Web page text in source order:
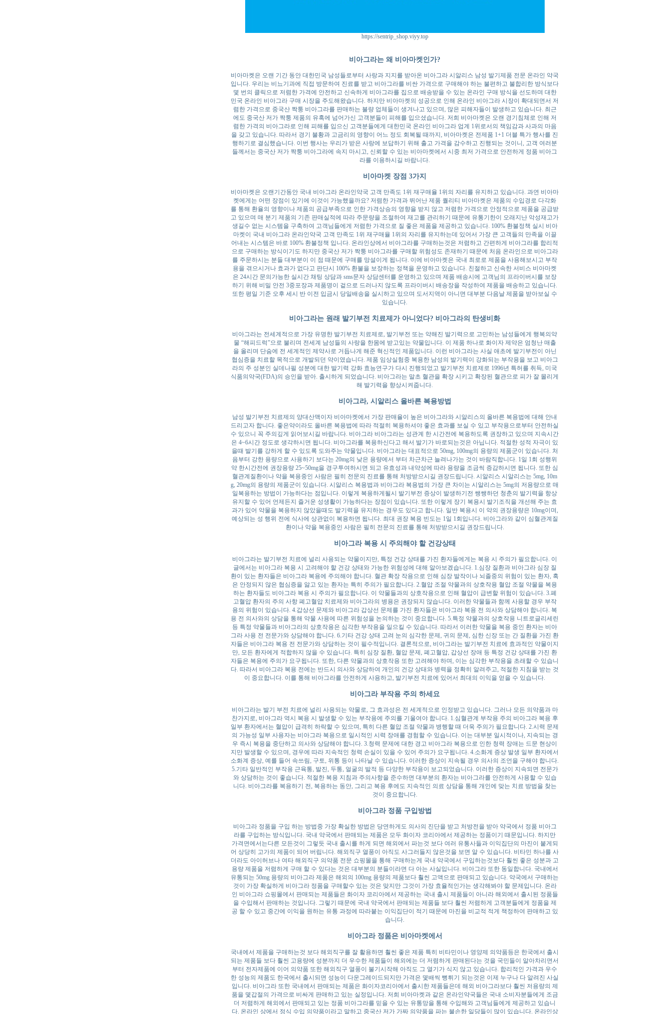
https://sentrip_shop.viyy.top
비아그라는 왜 비아마켓인가?
비아마켓은 오랜 기간 동안 대한민국 남성들로부터 사랑과 지지를 받아온 비아그라 시알리스 남성 발기제품 전문 온라인 약국
입니다. 우리는 비뇨기과에 직접 방문하여 진료를 받고 비아그라를 비싼 가격으로 구매해야 하는 불편하고 불합리한 방식보다
몇 번의 클릭으로 저렴한 가격에 안전하고 신속하게 비아그라를 집으로 배송받을 수 있는 온라인 구매 방식을 선도하며 대한
민국 온라인 비아그라 구매 시장을 주도해왔습니다. 하지만 비아마켓의 성공으로 인해 온라인 비아그라 시장이 확대되면서 저
렴한 가격으로 중국산 짝퉁 비아그라를 판매하는 불량 업체들이 생겨나고 있으며, 많은 피해자들이 발생하고 있습니다. 최근
에도 중국산 저가 짝퉁 제품의 유혹에 넘어가신 고객분들이 피해를 입으셨습니다. 저희 비아마켓은 오랜 경기침체로 인해 저
렴한 가격의 비아그라로 인해 피해를 입으신 고객분들에게 대한민국 온라인 비아그라 업계 1위로서의 책임감과 사과의 마음
을 갖고 있습니다. 따라서 경기 불황과 고금리의 영향이 어느 정도 회복될 때까지, 비아마켓은 전제품 1+1 더블 특가 행사를 진
행하기로 결심했습니다. 이번 행사는 우리가 받은 사랑에 보답하기 위해 출고 가격을 감수하고 진행되는 것이니, 고객 여러분
들께서는 중국산 저가 짝퉁 비아그라에 속지 마시고, 신뢰할 수 있는 비아마켓에서 시중 최저 가격으로 안전하게 정품 비아그
라를 이용하시길 바랍니다.
비아마켓 장점 3가지
비아마켓은 오랜기간동안 국내 비아그라 온라인약국 고객 만족도 1위 재구매율 1위의 자리를 유지하고 있습니다. 과연 비아마
켓에게는 어떤 장점이 있기에 이것이 가능했을까요? 저렴한 가격과 뛰어난 제품 퀄리티 비아마켓은 제품의 수입경로 다각화
를 통해 환율의 영향이나 제품의 공급부족으로 인한 가격상승의 영향을 받지 않고 저렴한 가격으로 안정적으로 제품을 공급받
고 있으며 매 분기 제품의 기존 판매실적에 따라 주문량을 조절하여 재고를 관리하기 때문에 유통기한이 오래지난 악성재고가
생길수 없는 시스템을 구축하여 고객님들에게 저렴한 가격으로 질 좋은 제품을 제공하고 있습니다. 100% 환불정책 실시 비아
마켓이 국내 비아그라 온라인약국 고객 만족도 1위 재구매율 1위의 자리를 유지하는데 있어서 가장 큰 고객들의 만족을 이끌
어내는 시스템은 바로 100% 환불정책 입니다. 온라인상에서 비아그라를 구매하는것은 저렴하고 간편하게 비아그라를 합리적
으로 구매하는 방식이기도 하지만 중국산 저가 짝퉁 비아그라를 구매할 위험성도 존재하기 때문에 처음 온라인으로 비아그라
를 주문하시는 분들 대부분이 이 점 때문에 구매를 망설이게 됩니다. 이에 비아마켓은 국내 최로로 제품을 사용해보시고 부작
용을 겪으시거나 효과가 없다고 판단시 100% 환불을 보장하는 정책을 운영하고 있습니다. 친절하고 신속한 서비스 비아마켓
은 24시간 문의가능한 실시간 채팅 상담과 sms문자 상담센터를 운영하고 있으며 제품 배송시에 고객님의 프라이버시를 보장
하기 위해 비밀 안전 3중포장과 제품명이 겉으로 드러나지 않도록 프라이버시 배송장을 작성하여 제품을 배송하고 있습니다.
또한 평일 기준 오후 세시 반 이전 입금시 당일배송을 실시하고 있으며 도서지역이 아니면 대부분 다음날 제품을 받아보실 수
있습니다.
비아그라는 원래 발기부전 치료제가 아니었다? 비아그라의 탄생비화
비아그라는 전세계적으로 가장 유명한 발기부전 치료제로, 발기부전 또는 약해진 발기력으로 고민하는 남성들에게 행복의약
물 “해피드럭”으로 불리며 전세계 남성들의 사랑을 한몸에 받고있는 약물입니다. 이 제품 하나로 화이자 제약은 엄청난 매출
을 올리며 단숨에 전 세계적인 제약사로 거듭나게 해준 혁신적인 제품입니다. 이런 비아그라는 사실 애초에 발기부전이 아닌
협심증을 치료할 목적으로 개발되던 약이였습니다. 제품 임상실험중 복용한 남성의 발기력이 강화되는 부작용을 보고 비아그
라의 주 성분인 실데나필 성분에 대한 발기력 강화 효능연구가 다시 진행되었고 발기부전 치료제로 1996년 특허를 취득, 미국
식품의약국(FDA)의 승인을 받아. 출시하게 되었습니다. 비아그라는 말초 혈관을 확장 시키고 확장된 혈관으로 피가 잘 몰리게
해 발기력을 향상시켜줍니다.
비아그라, 시알리스 올바른 복용방법
남성 발기부전 치료제의 양대산맥이자 비아마켓에서 가장 판매율이 높은 비아그라와 시알리스의 올바른 복용법에 대해 안내
드리고자 합니다. 좋은약이라도 올바른 복용법에 따라 적절히 복용하셔야 좋은 효과를 보실 수 있고 부작용으로부터 안전하실
수 있으니 꼭 주의깊게 읽어보시길 바랍니다. 비아그라 비아그라는 성관계 한 시간전에 복용하도록 권장하고 있으며 지속시간
은 4~6시간 정도로 생각하시면 됩니다. 비아그라를 복용하신다고 해서 발기가 바로되는것은 아닙니다. 적절한 성적 자극이 있
을때 발기를 강하게 할 수 있도록 도와주는 약물입니다. 비아그라는 대표적으로 50mg, 100mg의 용량의 제품군이 있습니다. 처
음부터 강한 용량으로 사용하기 보다는 20mg의 낮은 용량에서 부터 차근차근 늘려나가는 것이 바람직합니다. 1일 1회 성행위
약 한시간전에 권장용량 25~50mg을 경구투여하시면 되고 유효성과 내약성에 따라 용량을 조금씩 증감하시면 됩니다. 또한 심
혈관계질환이나 약을 복용중인 사람은 필히 전문의 진료를 통해 처방받으시길 권장드립니다. 시알리스 시알리스는 5mg, 10m
g, 20mg의 용량의 제품군이 있습니다. 시알리스 복용법과 비아그라 복용법의 가장 큰 차이는 시알리스는 5mg의 저용량으로 매
일복용하는 방법이 가능하다는 점입니다. 이렇게 복용하게될시 발기부전 증상이 발생하기전 쌩쌩하던 청춘의 발기력을 항상
유지할 수 있어 언제든지 즐거운 성생활이 가능하다는 장점이 있습니다. 또한 이렇게 장기 복용시 발기조직을 개선해 주는 효
과가 있어 약물을 복용하지 않았을때도 발기력을 유지하는 경우도 있다고 합니다. 일반 복용시 이 약의 권장용량은 10mg이며,
예상되는 성 행위 전에 식사에 상관없이 복용하면 됩니다. 최대 권장 복용 빈도는 1일 1회입니다. 비아그라와 같이 심혈관계질
환이나 약을 복용중인 사람은 필히 전문의 진료를 통해 처방받으시길 권장드립니다.
비아그라 복용 시 주의해야 할 건강상태
비아그라는 발기부전 치료에 널리 사용되는 약물이지만, 특정 건강 상태를 가진 환자들에게는 복용 시 주의가 필요합니다. 이
글에서는 비아그라 복용 시 고려해야 할 건강 상태와 가능한 위험성에 대해 알아보겠습니다. 1.심장 질환과 비아그라 심장 질
환이 있는 환자들은 비아그라 복용에 주의해야 합니다. 혈관 확장 작용으로 인해 심장 발작이나 뇌졸중의 위험이 있는 환자, 혹
은 안정되지 않은 협심증을 앓고 있는 환자는 특히 주의가 필요합니다. 2.혈압 조절 약물과의 상호작용 혈압 조절 약물을 복용
하는 환자들도 비아그라 복용 시 주의가 필요합니다. 이 약물들과의 상호작용으로 인해 혈압이 급변할 위험이 있습니다. 3.폐
고혈압 환자의 주의 사항 폐고혈압 치료제와 비아그라의 병용은 권장되지 않습니다. 이러한 약물들과 함께 사용할 경우 부작
용의 위험이 있습니다. 4.갑상선 문제와 비아그라 갑상선 문제를 가진 환자들은 비아그라 복용 전 의사와 상담해야 합니다. 복
용 전 의사와의 상담을 통해 약물 사용에 따른 위험성을 논의하는 것이 중요합니다. 5.특정 약물과의 상호작용 니트로글리세린
등 특정 약물들과 비아그라의 상호작용은 심각한 부작용을 일으킬 수 있습니다. 따라서 이러한 약물을 복용 중인 환자는 비아
그라 사용 전 전문가와 상담해야 합니다. 6.기타 건강 상태 고려 눈의 심각한 문제, 귀의 문제, 심한 신장 또는 간 질환을 가진 환
자들은 비아그라 복용 전 전문가와 상담하는 것이 필수적입니다. 결론적으로, 비아그라는 발기부전 치료에 효과적인 약물이지
만, 모든 환자에게 적합하지 않을 수 있습니다. 특히 심장 질환, 혈압 문제, 폐고혈압, 갑상선 장애 등 특정 건강 상태를 가진 환
자들은 복용에 주의가 요구됩니다. 또한, 다른 약물과의 상호작용 또한 고려해야 하며, 이는 심각한 부작용을 초래할 수 있습니
다. 따라서 비아그라 복용 전에는 반드시 의사와 상담하여 개인의 건강 상태와 병력을 정확히 알려주고, 적절한 지침을 받는 것
이 중요합니다. 이를 통해 비아그라를 안전하게 사용하고, 발기부전 치료에 있어서 최대의 이익을 얻을 수 있습니다.
비아그라 부작용 주의 하세요
비아그라는 발기 부전 치료에 널리 사용되는 약물로, 그 효과성은 전 세계적으로 인정받고 있습니다. 그러나 모든 의약품과 마
찬가지로, 비아그라 역시 복용 시 발생할 수 있는 부작용에 주의를 기울여야 합니다. 1.심혈관계 부작용 주의 비아그라 복용 후
일부 환자에서는 혈압이 급격히 하락할 수 있으며, 특히 다른 혈압 조절 약물과 병행할 때 더욱 주의가 필요합니다. 2.시력 문제
의 가능성 일부 사용자는 비아그라 복용으로 일시적인 시력 장애를 경험할 수 있습니다. 이는 대부분 일시적이나, 지속되는 경
우 즉시 복용을 중단하고 의사와 상담해야 합니다. 3.청력 문제에 대한 경고 비아그라 복용으로 인한 청력 장애는 드문 현상이
지만 발생할 수 있으며, 경우에 따라 지속적인 청력 손실이 있을 수 있어 주의가 요구됩니다. 4.소화계 증상 발생 일부 환자에서
소화계 증상, 예를 들어 속쓰림, 구토, 위통 등이 나타날 수 있습니다. 이러한 증상이 지속될 경우 의사의 조언을 구해야 합니다.
5.기타 일반적인 부작용 근육통, 발진, 두통, 얼굴의 발적 등 다양한 부작용이 보고되었습니다. 이러한 증상이 지속되면 전문가
와 상담하는 것이 좋습니다. 적절한 복용 지침과 주의사항을 준수하면 대부분의 환자는 비아그라를 안전하게 사용할 수 있습
니다. 비아그라를 복용하기 전, 복용하는 동안, 그리고 복용 후에도 지속적인 의료 상담을 통해 개인에 맞는 치료 방법을 찾는
것이 중요합니다.
비아그라 정품 구입방법
비아그라 정품을 구입 하는 방법중 가장 확실한 방법은 당연하게도 의사의 진단을 받고 처방전을 받아 약국에서 정품 비아그
라를 구입하는 방식입니다. 국내 약국에서 판매되는 제품은 모두 화이자 코리아에서 제공하는 정품이기 때문입니다. 하지만
가격면에서는다른 모든것이 그렇듯 국내 출시를 하게 되면 해외에서 파는것 보다 여러 유통사들과 이익집단의 마진이 붙게되
어 상당히 고가의 제품이 되어 버립니다. 해외직구 열풍이 아직도 사그러들지 않은것을 보면 알 수 있습니다. 비타민 하나를 사
더라도 아이허브나 여타 해외직구 의약품 전문 쇼핑몰을 통해 구매하는게 국내 약국에서 구입하는것보다 훨씬 좋은 성분과 고
용량 제품을 저렴하게 구매 할 수 있다는 것은 대부분의 분들이라면 다 아는 사실입니다. 비아그라 또한 동일합니다. 국내에서
유통되는 50mg 용량의 비아그라 제품은 해외의 100mg 용량의 제품보다 훨씬 고액으로 판매되고 있습니다. 약국에서 구매하는
것이 가장 확실하게 비아그라 정품을 구매할수 있는 것은 맞지만 그것이 가장 효율적인가는 생각해봐야 할 문제입니다. 온라
인 비아그라 쇼핑몰에서 판매되는 제품들은 화이자 코리아에서 제공하는 국내 출시 제품들이 아니라 해외에서 출시된 정품들
을 수입해서 판매하는 것입니다. 그렇기 때문에 국내 약국에서 판매되는 제품들 보다 훨씬 저렴하게 고객분들에게 정품을 제
공 할 수 있고 중간에 이익을 원하는 유통 과정에 따라붙는 이익집단이 적기 때문에 마진을 비교적 적게 책정하여 판매하고 있
습니다.
비아그라 정품은 비아마켓에서
국내에서 제품을 구매하는것 보다 해외직구를 잘 활용하면 훨씬 좋은 제품 특히 비타민이나 영양제 의약품등은 한국에서 출시
되는 제품들 보다 훨씬 고용량에 성분까지 더 우수한 제품들이 해외에는 더 저렴하게 판매된다는 것을 국민들이 알아차리면서
부터 전자제품에 이어 의약품 또한 해외직구 열풍이 불기시작해 아직도 그 열기가 식지 않고 있습니다. 합리적인 가격과 우수
한 성능의 제품도 한국에서 출시되면 성능이 다운그레이드되지만 가격은 몇배씩 뻥튀기 되는것은 이제 누구나 다 알려진 사실
입니다. 비아그라 또한 국내에서 판매되는 제품은 화이자코리아에서 출시한 제품들은데 해외 비아그라보다 훨씬 저용량의 제
품을 몇갑절의 가격으로 비싸게 판매하고 있는 실정입니다. 저희 비아마켓과 같은 온라인약국들은 국내 소비자분들에게 조금
더 저렴하게 해외에서 판매되고 있는 정품 비아그라를 믿을 수 있는 유통망을 통해 수입해와 고객님들에게 제공하고 있습니
다. 온라인 상에서 정식 수입 의약품이라고 말하고 중국산 저가 가짜 의약품을 파는 불손한 일당들이 많이 있습니다. 온라인상